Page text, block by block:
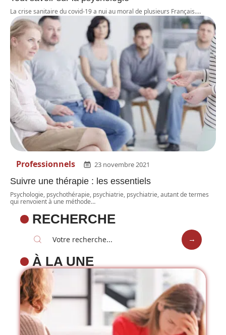
La crise sanitaire du covid-19 a nui au moral de plusieurs Français.…
Professionnels 23 novembre 2021
Suivre une thérapie : les essentiels
Psychologie, psychothérapie, psychiatrie, psychiatrie, autant de termes
qui renvoient à une méthode…
RECHERCHE
À LA UNE